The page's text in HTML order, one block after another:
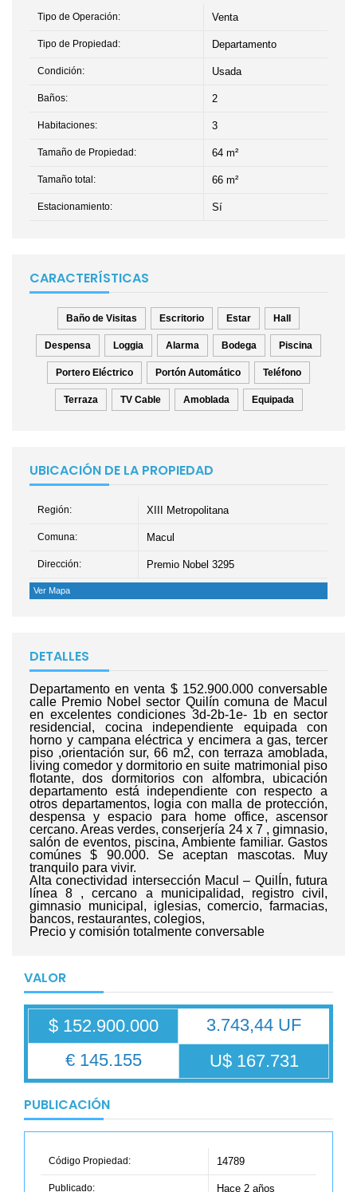
Tipo de Operación: Venta
Tipo de Propiedad: Departamento
Condición: Usada
Baños: 2
Habitaciones: 3
Tamaño de Propiedad: 64 m²
Tamaño total: 66 m²
Estacionamiento: Sí
CARACTERÍSTICAS
Baño de Visitas Escritorio Estar Hall
Despensa Loggia Alarma Bodega Piscina
Portero Eléctrico Portón Automático Teléfono
Terraza TV Cable Amoblada Equipada
UBICACIÓN DE LA PROPIEDAD
Región: XIII Metropolitana
Comuna: Macul
Dirección: Premio Nobel 3295
Ver Mapa
DETALLES
Departamento en venta $ 152.900.000 conversable
calle Premio Nobel sector Quilín comuna de Macul
en excelentes condiciones 3d-2b-1e- 1b en sector
residencial, cocina independiente equipada con
horno y campana eléctrica y encimera a gas, tercer
piso ,orientación sur, 66 m2, con terraza amoblada,
living comedor y dormitorio en suite matrimonial piso
flotante, dos dormitorios con alfombra, ubicación
departamento está independiente con respecto a
otros departamentos, logia con malla de protección,
despensa y espacio para home office, ascensor
cercano. Areas verdes, conserjería 24 x 7 , gimnasio,
salón de eventos, piscina, Ambiente familiar. Gastos
comúnes $ 90.000. Se aceptan mascotas. Muy
tranquilo para vivir.
Alta conectividad intersección Macul – QuilÍn, futura
línea 8 , cercano a municipalidad, registro civil,
gimnasio municipal, iglesias, comercio, farmacias,
bancos, restaurantes, colegios,
Precio y comisión totalmente conversable
VALOR
$ 152.900.000
3.743,44 UF
€ 145.155
U$ 167.731
PUBLICACIÓN
Código Propiedad: 14789
Publicado: Hace 2 años